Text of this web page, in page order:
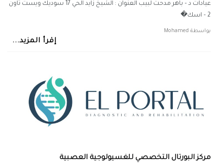
عيادات د – باهر مدحت لبيب العنوان : الشيخ زايد الحي 17 سوديك ويست تاون
2 – اسك�
بواسطة Mohamed
إقرأ المزيد...
مركز البورتال التخصصي للغسيولوجية العصبية